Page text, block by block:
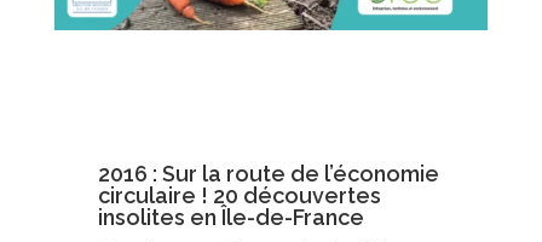
2016 : Sur la route de l’économie
circulaire ! 20 découvertes
insolites en Île-de-France